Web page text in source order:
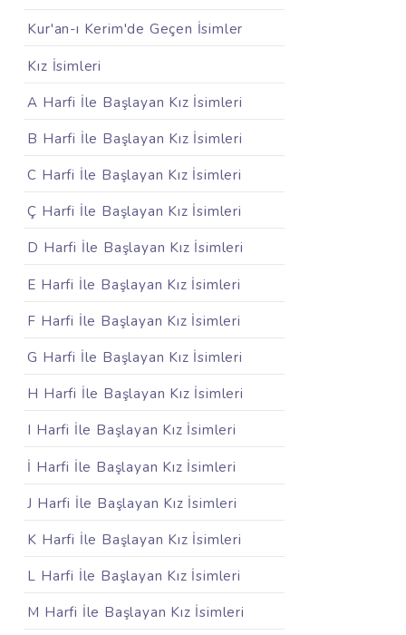
Kur'an-ı Kerim'de Geçen İsimler
Kız İsimleri
A Harfi İle Başlayan Kız İsimleri
B Harfi İle Başlayan Kız İsimleri
C Harfi İle Başlayan Kız İsimleri
Ç Harfi İle Başlayan Kız İsimleri
D Harfi İle Başlayan Kız İsimleri
E Harfi İle Başlayan Kız İsimleri
F Harfi İle Başlayan Kız İsimleri
G Harfi İle Başlayan Kız İsimleri
H Harfi İle Başlayan Kız İsimleri
I Harfi İle Başlayan Kız İsimleri
İ Harfi İle Başlayan Kız İsimleri
J Harfi İle Başlayan Kız İsimleri
K Harfi İle Başlayan Kız İsimleri
L Harfi İle Başlayan Kız İsimleri
M Harfi İle Başlayan Kız İsimleri